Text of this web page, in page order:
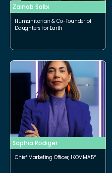
Zainab Salbi
Humanitarian & Co-Founder of
Daughters for Earth
Sophia Rödiger
Chief Marketing Officer, 1KOMMA5°